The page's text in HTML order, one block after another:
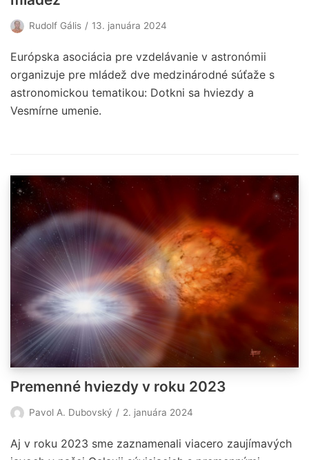
Rudolf Gális 13. januára 2024
Európska asociácia pre vzdelávanie v astronómii
organizuje pre mládež dve medzinárodné súťaže s
astronomickou tematikou: Dotkni sa hviezdy a
Vesmírne umenie.
Premenné hviezdy v roku 2023
Pavol A. Dubovský 2. januára 2024
Aj v roku 2023 sme zaznamenali viacero zaujímavých